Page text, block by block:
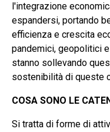
l'integrazione
espandersi, portando
efficienza e crescita
pandemici, geopolitici
stanno sollevando
sostenibilità di queste
COSA SONO LE
Si tratta di forme di